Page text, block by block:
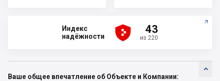
Индекс
надёжности




 43
из 220

Ваше общее впечатление об Объекте и Компании: